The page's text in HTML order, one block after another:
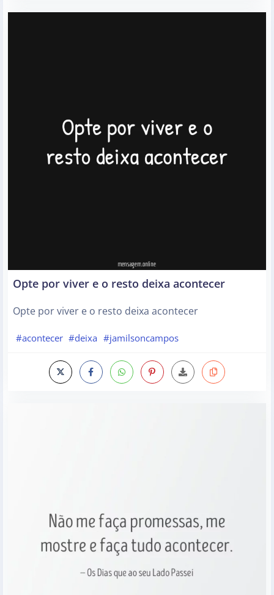
Opte por viver e o resto deixa acontecer
Opte por viver e o resto deixa acontecer
#acontecer #deixa #jamilsoncampos